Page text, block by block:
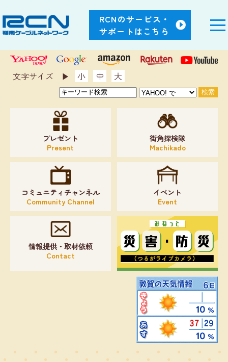
RCNのサービス・
サポートはこちら
文字サイズ ▶︎ 小 中 大
プレゼント
Present
街角探検隊
Machikado
コミュニティチャンネル
Community Channel
イベント
Event
情報提供・取材依頼
Contact